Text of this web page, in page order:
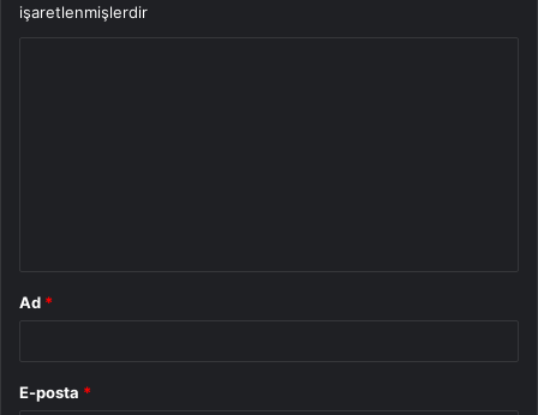
işaretlenmişlerdir
Ad *
E-posta *